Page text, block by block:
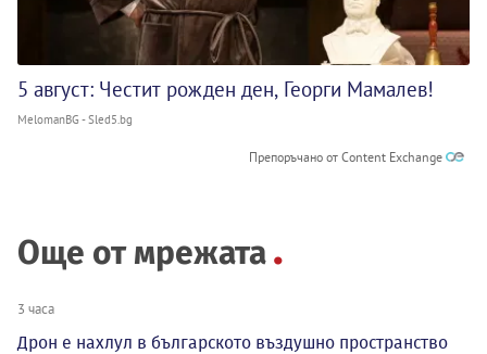
5 август: Честит рожден ден, Георги Мамалев!
MelomanBG - Sled5.bg
Препоръчано от Content Exchange
Още от мрежата
3 часа
Дрон е нахлул в българското въздушно пространство